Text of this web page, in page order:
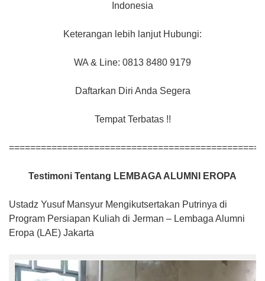
Indonesia
Keterangan lebih lanjut Hubungi:
WA & Line: 0813 8480 9179
Daftarkan Diri Anda Segera
Tempat Terbatas !!
Testimoni Tentang LEMBAGA ALUMNI EROPA
Ustadz Yusuf Mansyur Mengikutsertakan Putrinya di
Program Persiapan Kuliah di Jerman – Lembaga Alumni
Eropa (LAE) Jakarta